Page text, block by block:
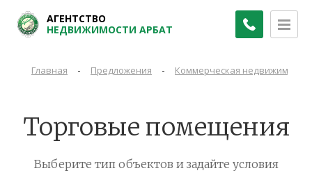
АГЕНТСТВО
НЕДВИЖИМОСТИ АРБАТ
Главная - Предложения - Коммерческая недвижимость
Торговые помещения
Выберите тип объектов и задайте условия